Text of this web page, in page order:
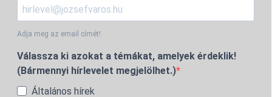
Adja meg az email címét!
Válassza ki azokat a témákat, amelyek érdeklik!
(Bármennyi hírlevelet megjelölhet.)
Általános hírek